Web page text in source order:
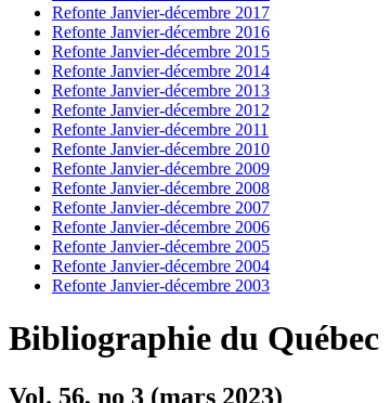
Refonte Janvier-décembre 2017
Refonte Janvier-décembre 2016
Refonte Janvier-décembre 2015
Refonte Janvier-décembre 2014
Refonte Janvier-décembre 2013
Refonte Janvier-décembre 2012
Refonte Janvier-décembre 2011
Refonte Janvier-décembre 2010
Refonte Janvier-décembre 2009
Refonte Janvier-décembre 2008
Refonte Janvier-décembre 2007
Refonte Janvier-décembre 2006
Refonte Janvier-décembre 2005
Refonte Janvier-décembre 2004
Refonte Janvier-décembre 2003
Bibliographie du Québec
Vol. 56, no 3 (mars 2023)